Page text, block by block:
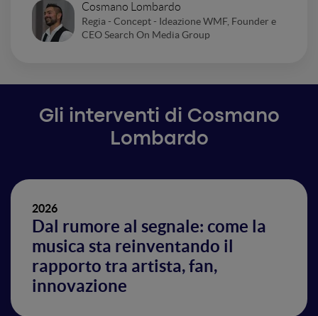
Cosmano Lombardo
Regia - Concept - Ideazione WMF, Founder e
CEO Search On Media Group
Gli interventi di Cosmano
Lombardo
2026
Dal rumore al segnale: come la
musica sta reinventando il
rapporto tra artista, fan,
innovazione